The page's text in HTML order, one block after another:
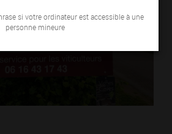
si votre ordinateur est accessible à une
personne mineure